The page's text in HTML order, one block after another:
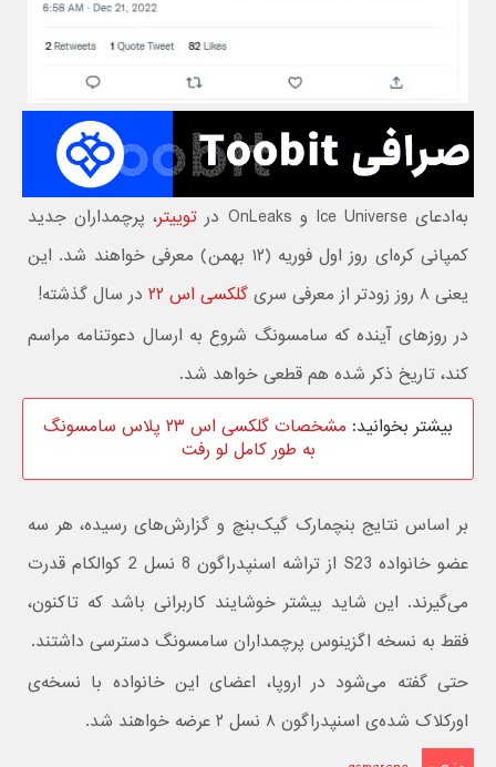
به‌ادعای Ice Universe و OnLeaks در توییتر، پرچمداران جدید
کمپانی کره‌ای روز اول فوریه (۱۲ بهمن) معرفی خواهند شد. این
یعنی ۸ روز زودتر از معرفی سری
گلکسی اس ۲۲
در سال گذشته!
در روزهای آینده که سامسونگ شروع به ارسال دعوتنامه مراسم
کند، تاریخ ذکر شده هم قطعی خواهد شد.
بیشتر بخوانید:
مشخصات گلکسی اس ۲۳ پلاس سامسونگ
به طور کامل لو رفت
بر اساس نتایج بنچمارک گیک‌بنچ و گزارش‌های رسیده، هر سه
عضو خانواده S23 از تراشه اسنپدراگون 8 نسل 2 کوالکام قدرت
می‌گیرند. این شاید بیشتر خوشایند کاربرانی باشد که تاکنون،
فقط به نسخه اگزینوس پرچمداران سامسونگ دسترسی داشتند.
حتی گفته می‌شود در اروپا، اعضای این خانواده با نسخه‌ی
اورکلاک شده‌ی اسنپدراگون ۸ نسل ۲ عرضه خواهند شد.